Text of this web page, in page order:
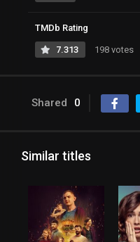
TMDb Rating
7.313 198 votes
Shared 0
Similar titles